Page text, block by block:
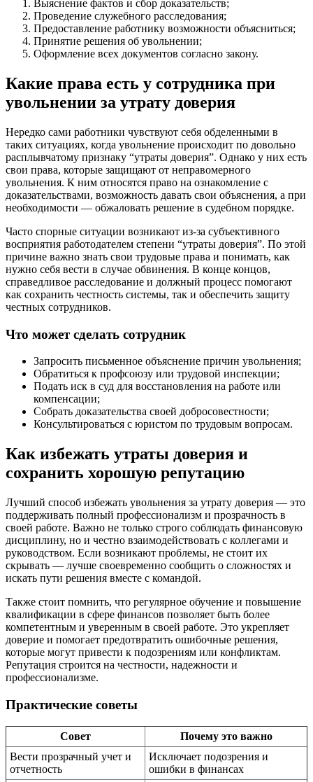
Выяснение фактов и сбор доказательств;
Проведение служебного расследования;
Предоставление работнику возможности объясниться;
Принятие решения об увольнении;
Оформление всех документов согласно закону.
Какие права есть у сотрудника при
увольнении за утрату доверия
Нередко сами работники чувствуют себя обделенными в
таких ситуациях, когда увольнение происходит по довольно
расплывчатому признаку “утраты доверия”. Однако у них есть
свои права, которые защищают от неправомерного
увольнения. К ним относятся право на ознакомление с
доказательствами, возможность давать свои объяснения, а при
необходимости — обжаловать решение в судебном порядке.
Часто спорные ситуации возникают из-за субъективного
восприятия работодателем степени “утраты доверия”. По этой
причине важно знать свои трудовые права и понимать, как
нужно себя вести в случае обвинения. В конце концов,
справедливое расследование и должный процесс помогают
как сохранить честность системы, так и обеспечить защиту
честных сотрудников.
Что может сделать сотрудник
Запросить письменное объяснение причин увольнения;
Обратиться к профсоюзу или трудовой инспекции;
Подать иск в суд для восстановления на работе или
компенсации;
Собрать доказательства своей добросовестности;
Консультироваться с юристом по трудовым вопросам.
Как избежать утраты доверия и
сохранить хорошую репутацию
Лучший способ избежать увольнения за утрату доверия — это
поддерживать полный профессионализм и прозрачность в
своей работе. Важно не только строго соблюдать финансовую
дисциплину, но и честно взаимодействовать с коллегами и
руководством. Если возникают проблемы, не стоит их
скрывать — лучше своевременно сообщить о сложностях и
искать пути решения вместе с командой.
Также стоит помнить, что регулярное обучение и повышение
квалификации в сфере финансов позволяет быть более
компетентным и уверенным в своей работе. Это укрепляет
доверие и помогает предотвратить ошибочные решения,
которые могут привести к подозрениям или конфликтам.
Репутация строится на честности, надежности и
профессионализме.
Практические советы
Совет
Почему это важно
Вести прозрачный учет и
отчетность
Исключает подозрения и
ошибки в финансах